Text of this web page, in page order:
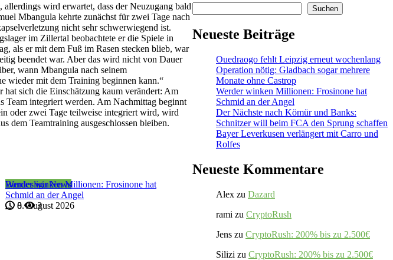
wird erwartet, dass der Neuzugang bald
Mbangula kehrte zunächst für zwei Tage nach
nicht sehr schwerwiegend ist.
im Zillertal beobachtete er die Spiele in
als er mit dem Fuß im Rasen stecken blieb, war
beendet war. Aber das wird nicht von Dauer
wann Mbangula nach seinem
wieder mit dem Training beginnen kann.“
hat sich die Einschätzung kaum verändert: Am
Team integriert werden. Am Nachmittag beginnt
oder zwei Tage teilweise integriert wird, wird
dem Teamtraining ausgeschlossen bleiben.
Bundesliga News
Werder winken Millionen: Frosinone hat
Schmid an der Angel
8. August 2026
0 3
Suchen
Neueste Beiträge
Ouedraogo fehlt Leipzig erneut wochenlang
Operation nötig: Gladbach sogar mehrere
Monate ohne Castrop
Werder winken Millionen: Frosinone hat
Schmid an der Angel
Der Nächste nach Kömür und Banks:
Schnitzer will beim FCA den Sprung schaffen
Bayer Leverkusen verlängert mit Carro und
Rolfes
Neueste Kommentare
Alex zu Dazard
rami zu CryptoRush
Jens zu CryptoRush: 200% bis zu 2.500€
Silizi zu CryptoRush: 200% bis zu 2.500€